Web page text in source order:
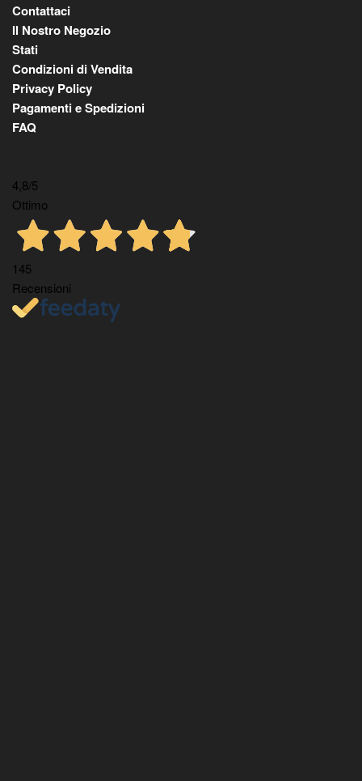
Contattaci
Il Nostro Negozio
Stati
Condizioni di Vendita
Privacy Policy
Pagamenti e Spedizioni
FAQ
4,8/5
Ottimo
145
Recensioni